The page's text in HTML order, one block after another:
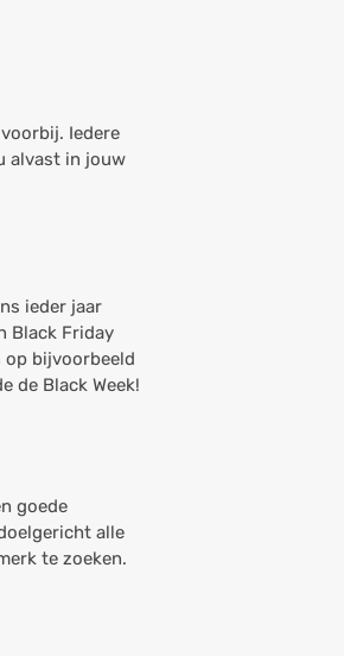
voorbij. Iedere
alvast in jouw
ieder jaar
Black Friday
op bijvoorbeeld
de Black Week!
goede
alle
te zoeken.